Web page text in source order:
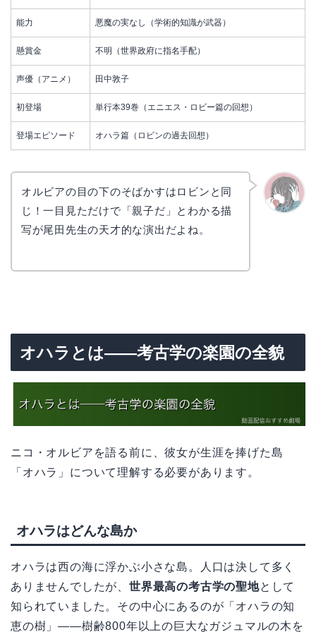
能力 悪魔の実なし（学術的知識が武器）
懸賞金 不明（世界政府に指名手配）
声優（アニメ） 田中敦子
初登場 単行本39巻（エニエス・ロビー篇の回想）
登場エピソード オハラ篇（ロビンの過去回想）
オルビアの目の下のそばかすはロビンと同
じ！一目見ただけで「親子だ」とわかる描
写が尾田先生の天才的な演出だよね。
オハラとは——考古学の楽園の全貌
ニコ・オルビアを語る前に、彼女が生涯を捧げた島
「オハラ」について理解する必要があります。
オハラはどんな島か
オハラは西の海に浮かぶ小さな島。人口は決して多く
ありませんでしたが、世界最高の考古学の聖地として
知られていました。その中心にあるのが「オハラの知
恵の樹」——樹齢800年以上の巨大なガジュマルの木を